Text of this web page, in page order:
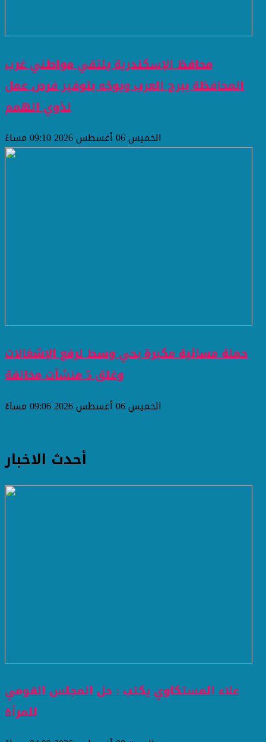
محافظ الإسكندرية يلتقي مواطني غرب
المحافظة ببرج العرب ويوجّه بتوفير فرص عمل
لذوي الهمم
الخميس 06 أغسطس 2026 09:10 مساءً
حملة مسائية مكبرة بحي وسط لرفع الإشغالات
وغلق 5 منشآت مخالفة
الخميس 06 أغسطس 2026 09:06 مساءً
أحدث الاخبار
علاء المستكاوي يكتب : حل المجلس القومي
للمرأة